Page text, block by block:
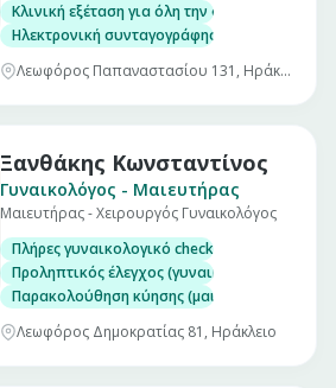
Κλινική εξέταση για όλη την οικογένεια
Ηλεκτρονική συνταγογράφηση/Έκδοση
Λεωφόρος Παπαναστασίου 131, Ηράκλειο
Ξανθάκης Κωνσταντίνος
Γυναικολόγος - Μαιευτήρας
Μαιευτήρας - Χειρουργός Γυναικολόγος
Πλήρες γυναικολογικό check up (επίσκεψη)
Προληπτικός έλεγχος (γυναικολογικός
Παρακολούθηση κύησης (μαιευτικός
Λεωφόρος Δημοκρατίας 81, Ηράκλειο